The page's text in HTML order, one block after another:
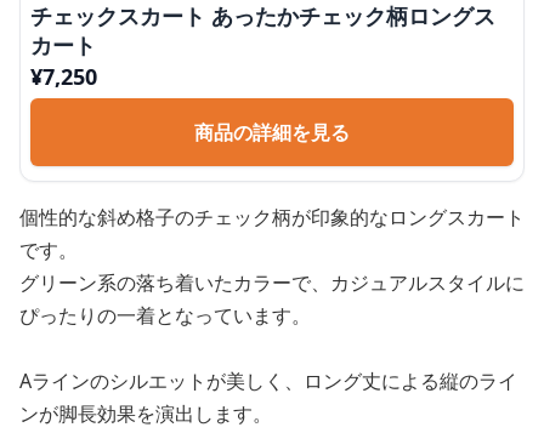
チェックスカート あったかチェック柄ロングス
カート
¥7,250
商品の詳細を見る
個性的な斜め格子のチェック柄が印象的なロングスカート
です。
グリーン系の落ち着いたカラーで、カジュアルスタイルに
ぴったりの一着となっています。
Aラインのシルエットが美しく、ロング丈による縦のライ
ンが脚長効果を演出します。